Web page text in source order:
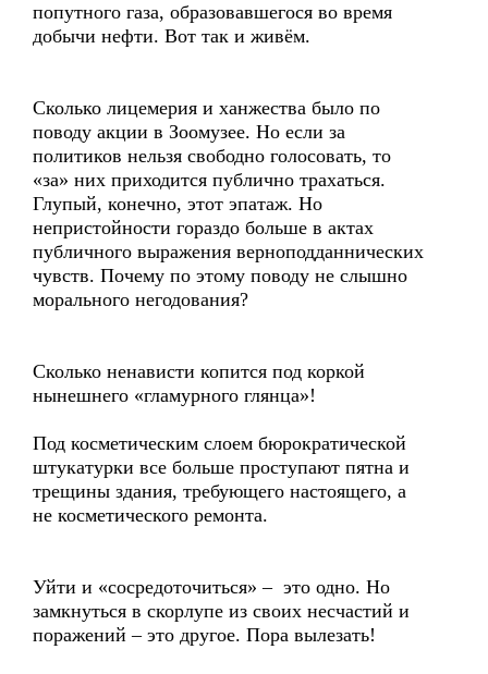
попутного газа, образовавшегося во время
добычи нефти. Вот так и живём.
Сколько лицемерия и ханжества было по
поводу акции в Зоомузее. Но если за
политиков нельзя свободно голосовать, то
«за» них приходится публично трахаться.
Глупый, конечно, этот эпатаж. Но
непристойности гораздо больше в актах
публичного выражения верноподданнических
чувств. Почему по этому поводу не слышно
морального негодования?
Сколько ненависти копится под коркой
нынешнего «гламурного глянца»!
Под косметическим слоем бюрократической
штукатурки все больше проступают пятна и
трещины здания, требующего настоящего, а
не косметического ремонта.
Уйти и «сосредоточиться» – это одно. Но
замкнуться в скорлупе из своих несчастий и
поражений – это другое. Пора вылезать!